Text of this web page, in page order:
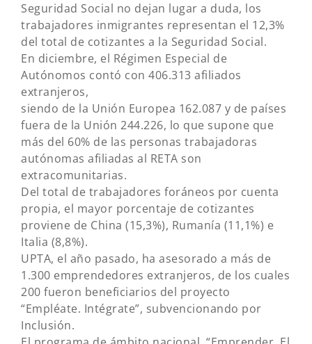
Seguridad Social no dejan lugar a duda, los
trabajadores inmigrantes representan el 12,3%
del total de cotizantes a la Seguridad Social.
En diciembre, el Régimen Especial de
Autónomos contó con 406.313 afiliados
extranjeros,
siendo de la Unión Europea 162.087 y de países
fuera de la Unión 244.226, lo que supone que
más del 60% de las personas trabajadoras
autónomas afiliadas al RETA son
extracomunitarias.
Del total de trabajadores foráneos por cuenta
propia, el mayor porcentaje de cotizantes
proviene de China (15,3%), Rumanía (11,1%) e
Italia (8,8%).
UPTA, el año pasado, ha asesorado a más de
1.300 emprendedores extranjeros, de los cuales
200 fueron beneficiarios del proyecto
“Empléate. Intégrate”, subvencionando por
Inclusión.